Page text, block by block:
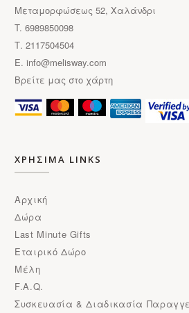
Μεταμορφώσεως 52, Χαλάνδρι
T. 6989850098
Τ. 2117504504
E. info@melisway.com
Βρείτε μας στο χάρτη
ΧΡΗΣΙΜΑ LINKS
Αρχική
Δώρα
Last Minute Gifts
Εταιρικό Δώρο
Μέλη
F.A.Q.
Συσκευασία & Διαδικασία